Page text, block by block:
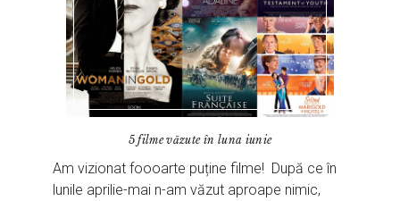
5 filme văzute în luna iunie
Am vizionat foooarte puține filme! După ce în
lunile aprilie-mai n-am văzut aproape nimic,